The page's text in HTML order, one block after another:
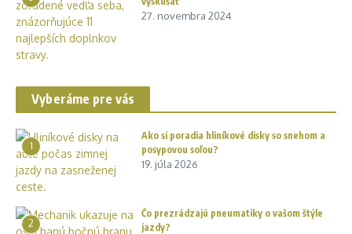
27. novembra 2024
Vyberáme pre vás
1
Ako si poradia hliníkové disky so snehom a
posypovou soľou?
19. júla 2026
2
Čo prezrádzajú pneumatiky o vašom štýle
jazdy?